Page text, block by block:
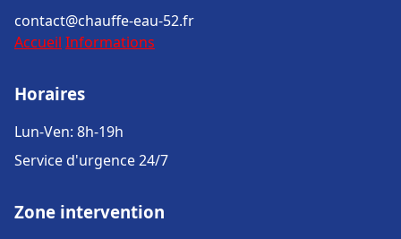
contact@chauffe-eau-52.fr
Accueil Informations
Horaires
Lun-Ven: 8h-19h
Service d'urgence 24/7
Zone intervention